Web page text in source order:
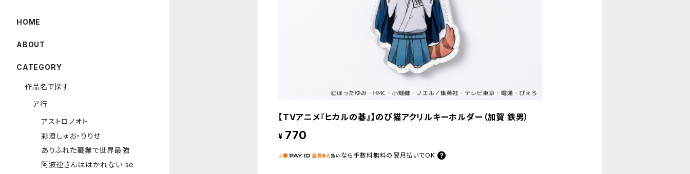
【TVアニメ『ヒカルの碁』】のび猫アクリルキーホルダー（加賀 鉄男）
¥ 770
なら 手数料無料の 翌月払いでOK
HOME
ABOUT
CATEGORY
作品名で探す
ア行
アストロノオト
彩澄しゅお・りりせ
ありふれた職業で世界最強
阿波連さんははかれない se